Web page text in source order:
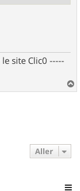
site Clic0 -----
a
Aller